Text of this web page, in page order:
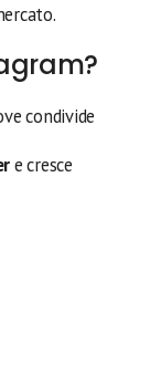
condivide
e cresce